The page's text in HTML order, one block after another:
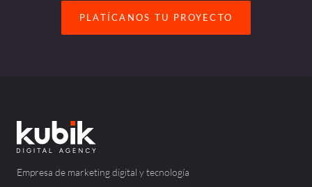
PLATÍCANOS TU PROYECTO
Empresa de marketing digital y tecnología